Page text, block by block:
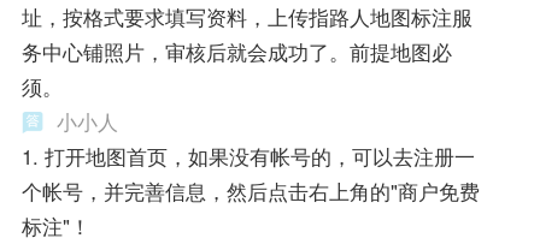
址，按格式要求填写资料，上传指路人地图标注服
务中心铺照片，审核后就会成功了。前提地图必
须。
小小人
1. 打开地图首页，如果没有帐号的，可以去注册一
个帐号，并完善信息，然后点击右上角的"商户免费
标注"！